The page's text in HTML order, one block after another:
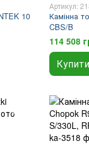
10
Артикул:
Камінна
CBS/B
114 508
Купити